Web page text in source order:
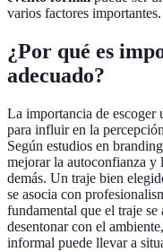
varios factores importantes.
¿Por qué es
adecuado?
La importancia de escoger
para influir en la
Según estudios en
mejorar la autoconfianza y
demás. Un traje bien
se asocia con
fundamental que el traje se
desentonar con el
informal puede llevar a